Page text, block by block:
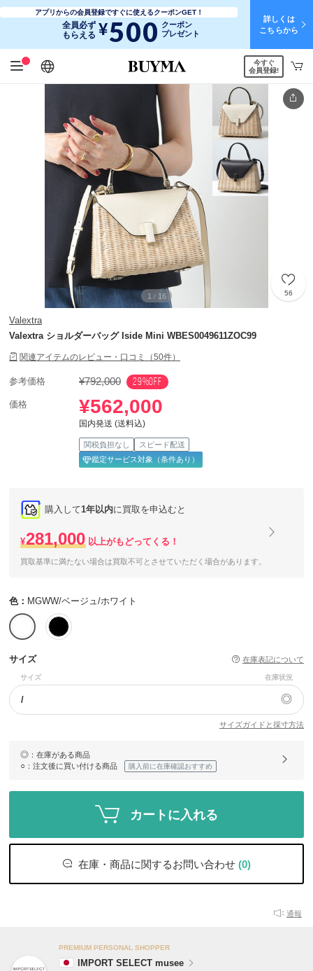
アプリからの会員登録ですぐに使えるクーポンGET！
全員必ず
もらえる ¥500 クーポン
プレゼント
詳しくは
こちらから
日本語
English
简体中文
繁體中文
今すぐ
会員登録!
1 / 16 56
Valextra
Valextra ショルダーバッグ Iside Mini WBES0049611ZOC99
関連アイテムのレビュー・口コミ（50件）
参考価格 ¥792,000 29%OFF
価格 ¥562,000
国内発送 (送料込)
関税負担なし
スピード配送
鑑定サービス対象（条件あり）
購入して1年以内に買取を申込むと
¥281,000 以上がもどってくる！
買取基準に満たない場合は買取不可とさせていただく場合があります。
色： MGWW/ベージュ/ホワイト
サイズ 在庫表記について
サイズ 在庫状況
/ ◎
サイズガイドと採寸方法
◎ ：在庫がある商品
○ ：注文後に買い付ける商品 購入前に在庫確認おすすめ
カートに入れる
在庫・商品に関するお問い合わせ (0)
通報
PREMIUM PERSONAL SHOPPER
IMPORT SELECT musee